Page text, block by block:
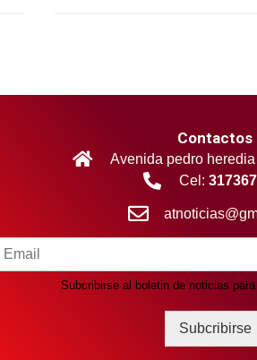
Contactos
Avenida pedro
Cel:
Subcribirse al boletin de noticias
Subcribirse